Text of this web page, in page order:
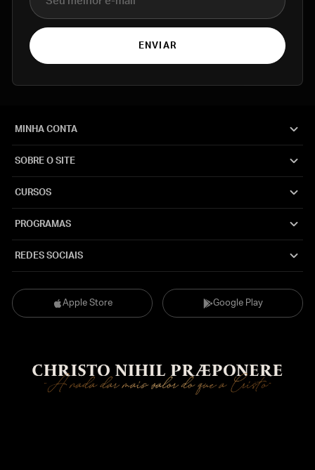
ENVIAR
Apple Store Google Play
MINHA CONTA
SOBRE O SITE
CURSOS
PROGRAMAS
REDES SOCIAIS